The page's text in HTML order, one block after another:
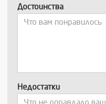
Достоинства
Недостатки